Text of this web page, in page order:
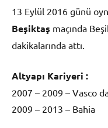
13 Eylül 2016 günü
Beşiktaş maçında
dakikalarında attı.
Altyapı Kariyeri :
2007 – 2009 – Vasco
2009 – 2013 – Bahia